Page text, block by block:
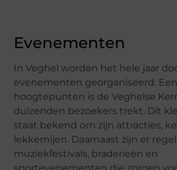
Evenementen
In Veghel worden het hele jaar
evenementen georganiseerd.
hoogtepunten is de Veghelse
duizenden bezoekers trekt. Dit
staat bekend om zijn attracties,
lekkernijen. Daarnaast zijn er
muziekfestivals, braderieën en